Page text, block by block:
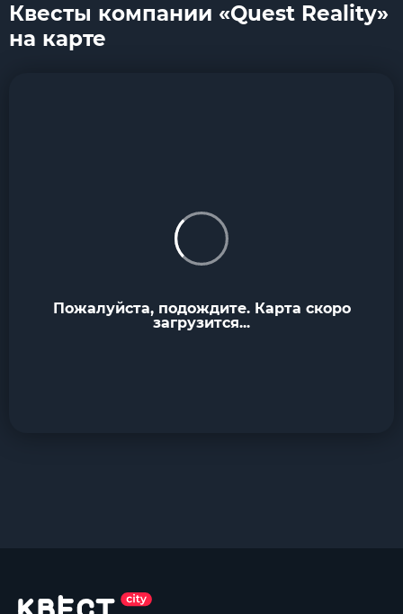
Квесты компании «Quest Reality»
на карте
Пожалуйста, подождите. Карта скоро
загрузится...